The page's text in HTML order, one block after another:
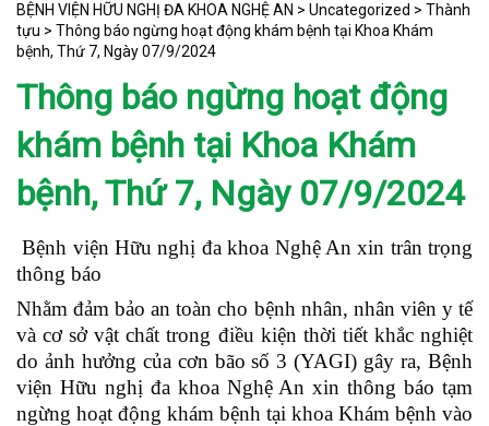
BỆNH VIỆN HỮU NGHỊ ĐA KHOA NGHỆ AN > Uncategorized > Thành
tựu > Thông báo ngừng hoạt động khám bệnh tại Khoa Khám
bệnh, Thứ 7, Ngày 07/9/2024
Thông báo ngừng hoạt động
khám bệnh tại Khoa Khám
bệnh, Thứ 7, Ngày 07/9/2024
Bệnh viện Hữu nghị đa khoa Nghệ An xin trân trọng
thông báo
Nhằm đảm bảo an toàn cho bệnh nhân, nhân viên y tế
và cơ sở vật chất trong điều kiện thời tiết khắc nghiệt
do ảnh hưởng của cơn bão số 3 (YAGI) gây ra, Bệnh
viện Hữu nghị đa khoa Nghệ An xin thông báo tạm
ngừng hoạt động khám bệnh tại khoa Khám bệnh vào